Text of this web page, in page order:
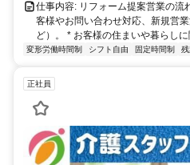
仕事内容: リフォーム提案営業の流
客様やお問い合わせ対応、新規営
ど）。 * お客様の住まいや暮らし
変形労働時間制 シフト自由 固定時間制 残
正社員